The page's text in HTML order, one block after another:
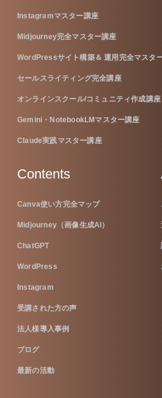
Instagramマスター講座
Midjourney完全マスター講座
WordPressサイト構築＆ 運用完全マスタ
セールスライティング完全講座
オンラインスクール/コミュニティ作成講座
Gemini・NotebookLMマスター講座
Claude実践マスター講座
Contents
Canva使い方完全マップ
Midjourney（画像生成AI）
ChatGPT
WordPress
Instagram
受講された方の声
法人様導入事例
ブログ
最新の活動